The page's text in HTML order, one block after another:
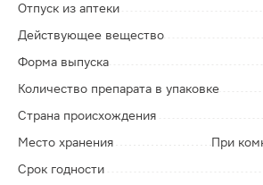
Отпуск из аптеки
Действующее вещество
Форма выпуска
Количество препарата в упаковке
Страна происхождения
Место хранения
При
Срок годности